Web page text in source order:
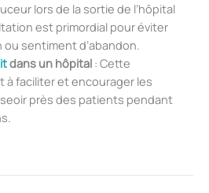
lors de la sortie de l’hôpital
est primordial pour éviter
sentiment d’abandon.
dans un hôpital: Cette
à faciliter et encourager les
près des patients pendant